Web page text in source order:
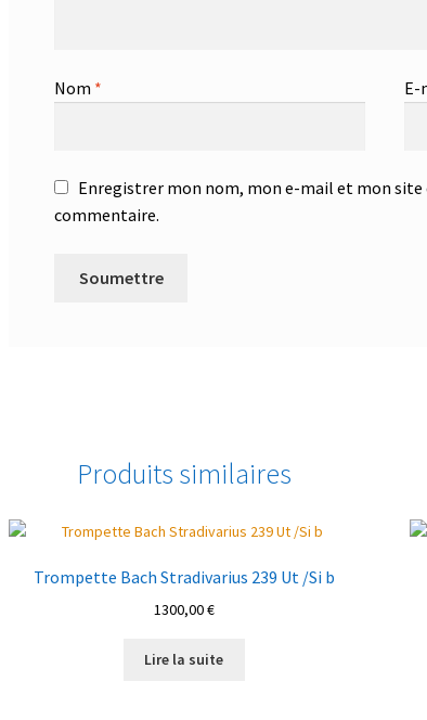
Nom *
Enregistrer mon nom, mon e-mail et mon
commentaire.
Produits similaires
Trompette Bach Stradivarius 239 Ut /Si b
1300,00€
Lire la suite